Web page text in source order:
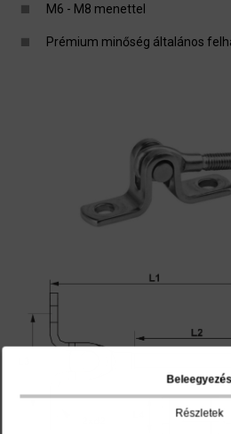
M6 - M8 menettel
Prémium minőség általános
Beleegyezés
Részletek